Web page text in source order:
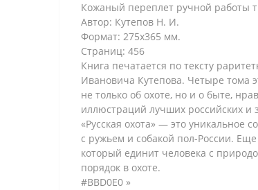
Кожаный переплет ручной работы
Автор: Кутепов Н. И.
Формат: 275х365 мм.
Страниц: 456
Книга печатается по тексту
Ивановича Кутепова. Четыре тома
не только об охоте, но и о быте,
иллюстраций лучших российских и
«Русская охота» — это
с ружьем и собакой пол-России.
который единит человека с
порядок в охоте.
#BBD0E0 »